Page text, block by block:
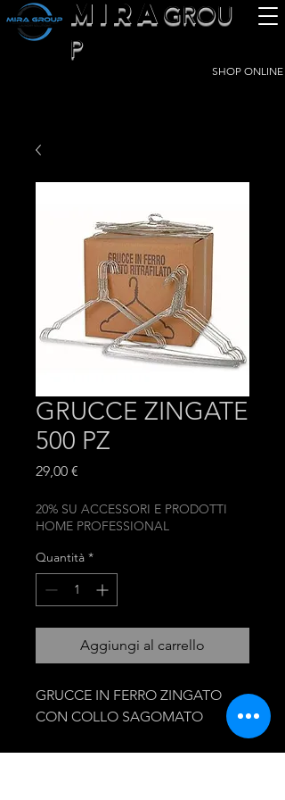
SHOP ONLINE
MIRA GROU
P
GRUCCE ZINGATE
500 PZ
29,00 €
20% SU ACCESSORI E PRODOTTI
HOME PROFESSIONAL
Quantità *
Aggiungi al carrello
GRUCCE IN FERRO ZINGATO
CON COLLO SAGOMATO